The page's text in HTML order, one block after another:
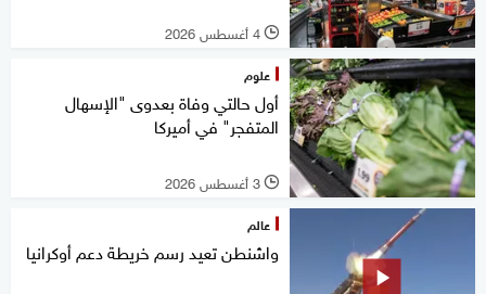
l 4 أغسطس 2026
علوم
أول حالتي وفاة بعدوى "الإسهال
المتفجر" في أميركا
l 3 أغسطس 2026
عالم
واشنطن تعيد رسم خريطة دعم أوكرانيا